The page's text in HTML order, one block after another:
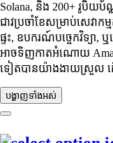
Solana, និង 200+ រូបិយ
ជាវប្រចាំខែសម្រាប់សេវាក
ផ្ទះ, ឧបករណ៍បច្ចេកវិទ្យ
អាចទិញកាតអំណោយ
ទៀតបានយ៉ាងងាយស្រួល ដើ
បង្ហាញ​ទាំងអស់